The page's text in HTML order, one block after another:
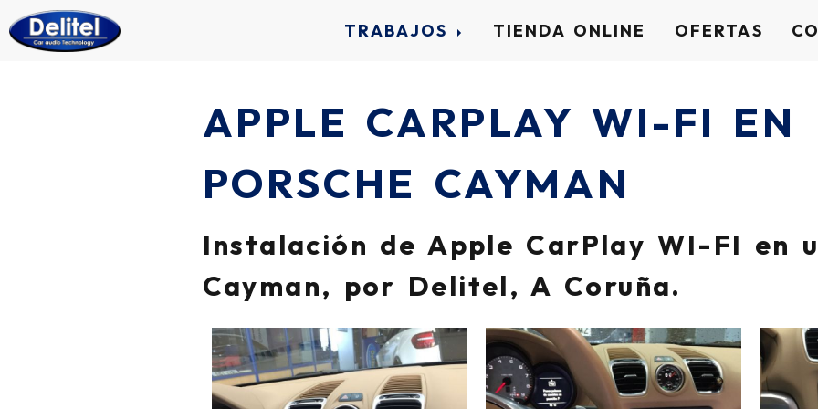
TRABAJOS TIENDA ONLINE OFERTAS
APPLE CARPLAY WI-FI EN
PORSCHE CAYMAN
Instalación de Apple CarPlay WI-FI en
Cayman, por Delitel, A Coruña.